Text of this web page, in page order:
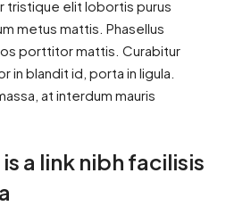
tristique elit lobortis purus
metus mattis. Phasellus
porttitor mattis. Curabitur
in blandit id, porta in ligula.
at interdum mauris
a link nibh facilisis